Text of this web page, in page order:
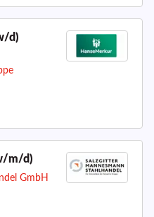
d)
m/d)
GmbH